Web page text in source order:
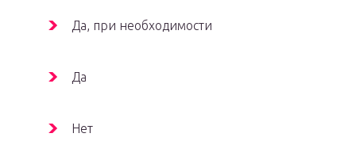
Да, при необходимости
Да
Нет